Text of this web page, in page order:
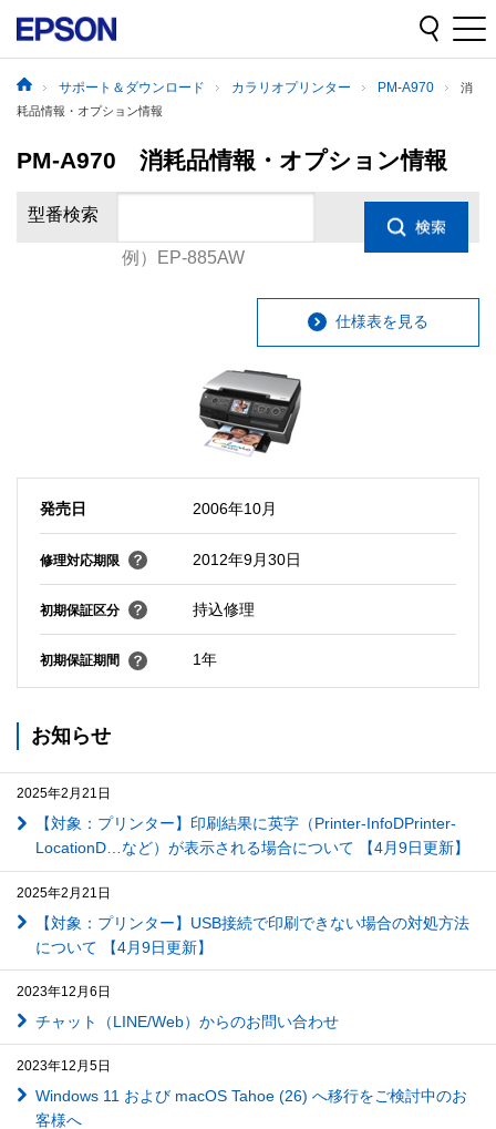
サポート＆ダウンロード カラリオプリンター PM-A970
消
耗品情報・オプション情報
PM-A970 消耗品情報・オプション情報
型番検索
例）EP-885AW
仕様表を見る
発売日 2006年10月
修理対応期限 2012年9月30日
初期保証区分 持込修理
初期保証期間 1年
お知らせ
2025年2月21日
【対象：プリンター】印刷結果に英字（Printer-InfoDPrinter-
LocationD…など）が表示される場合について 【4月9日更新】
2025年2月21日
【対象：プリンター】USB接続で印刷できない場合の対処方法
について 【4月9日更新】
2023年12月6日
チャット（LINE/Web）からのお問い合わせ
2023年12月5日
Windows 11 および macOS Tahoe (26) へ移行をご検討中のお
客様へ